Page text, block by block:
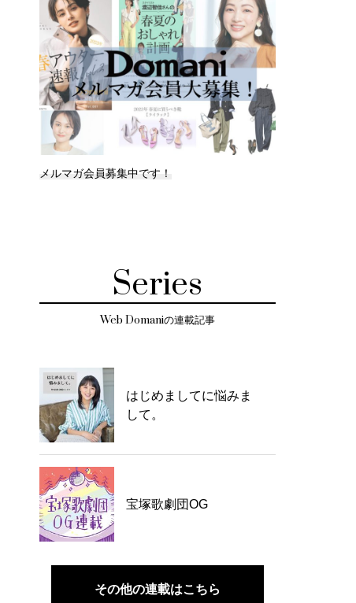
メルマガ会員募集中です！
Series
Web Domaniの連載記事
はじめましてに悩みま
して。
宝塚歌劇団OG
その他の連載はこちら